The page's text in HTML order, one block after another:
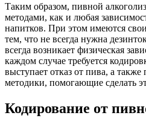
Таким образом, пивной
методами, как и любая
напитков. При этом имеются
тем, что не всегда нужна
всегда возникает физическая
каждом случае требуется
выступает отказ от пива, а также
методики, помогающие сделать
Кодирование от